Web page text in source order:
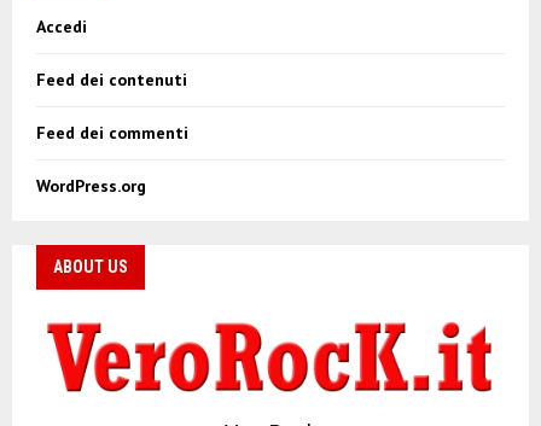
Accedi
Feed dei contenuti
Feed dei commenti
WordPress.org
ABOUT US